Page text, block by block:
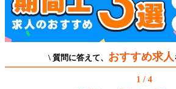
\ 質問に答えて、 おすすめ求人
1 / 4